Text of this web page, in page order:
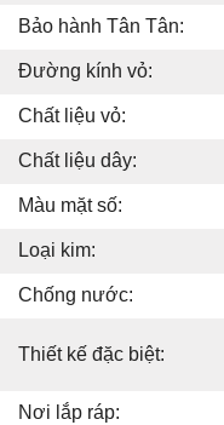
Bảo hành Tân Tân:
Đường kính vỏ:
Chất liệu vỏ:
Chất liệu dây:
Màu mặt số:
Loại kim:
Chống nước:
Thiết kế đặc biệt:
Nơi lắp ráp: